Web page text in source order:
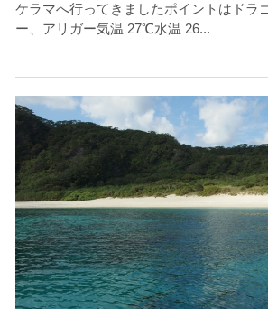
ケラマへ行ってきましたポイントはドラ
ー、アリガー気温 27℃水温 26...